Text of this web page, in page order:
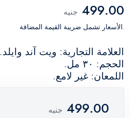
499.00 جنيه
.الأسعار تشمل ضريبة القيمة المضافة
العلامة التجارية: ويت آند وايلد.
الحجم: ٣٠ مل.
اللمعان: غير لامع.
499.00 جنيه